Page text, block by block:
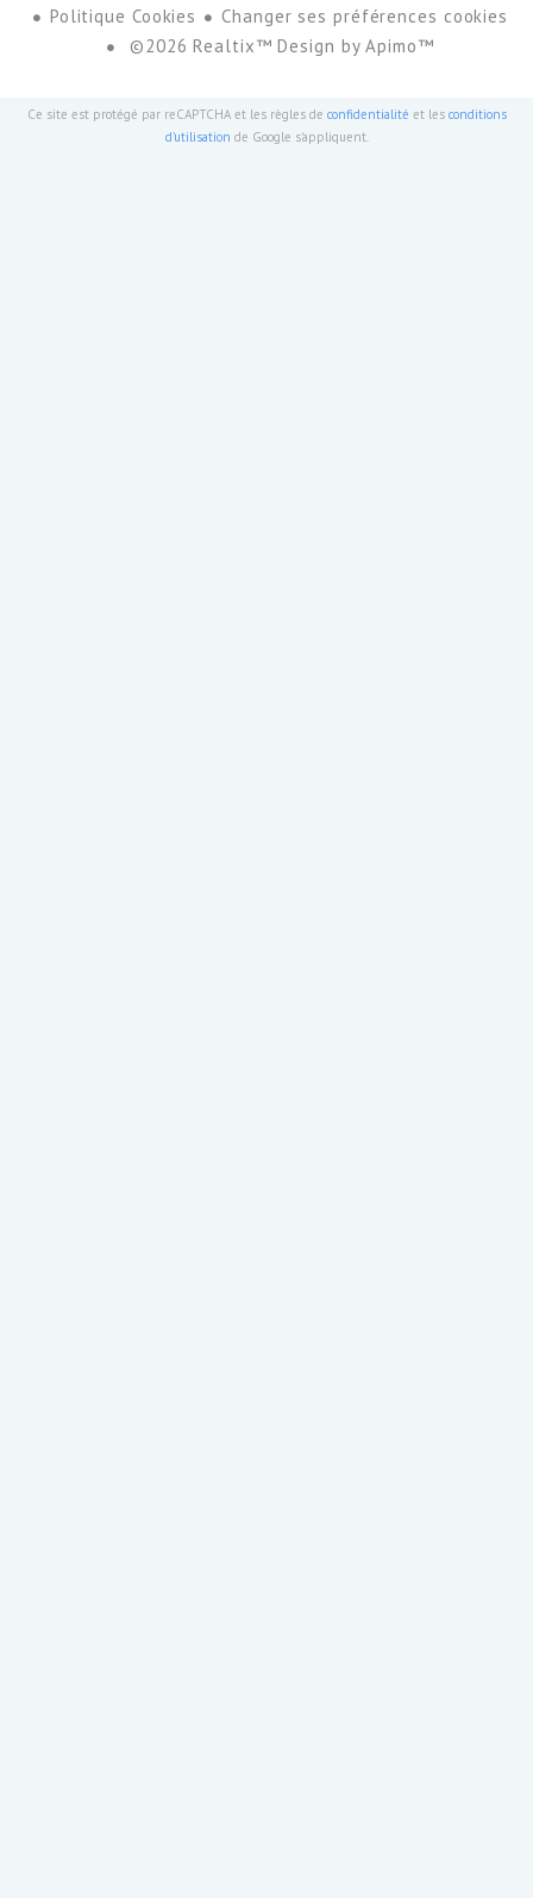
Politique Cookies
Changer ses préférences cookies
©2026 Realtix™ Design byApimo™
Ce site est protégé par reCAPTCHA et les règles de confidentialité et les conditions
d'utilisation de Google s'appliquent.